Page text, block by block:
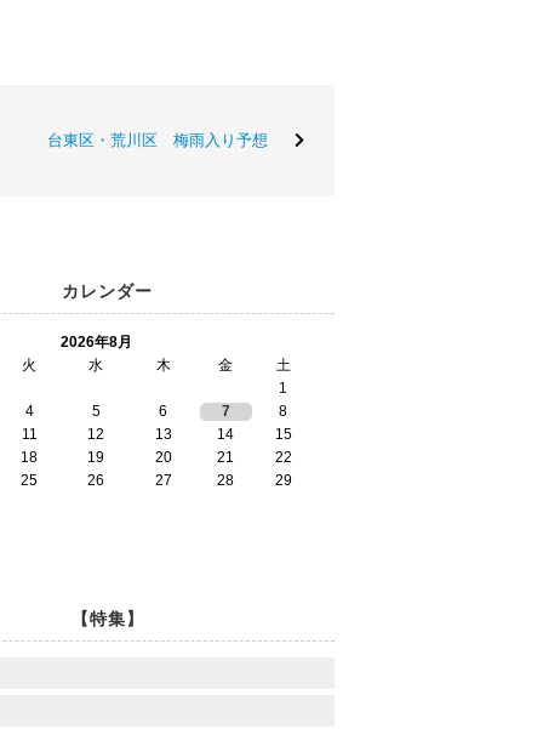
台東区・荒川区 梅雨入り予想
カレンダー
2026年8月
火
水 木 金
土
1
4
5 6 7
8
11
12 13 14
15
18
19 20 21
22
25
26 27 28 29
【特集】